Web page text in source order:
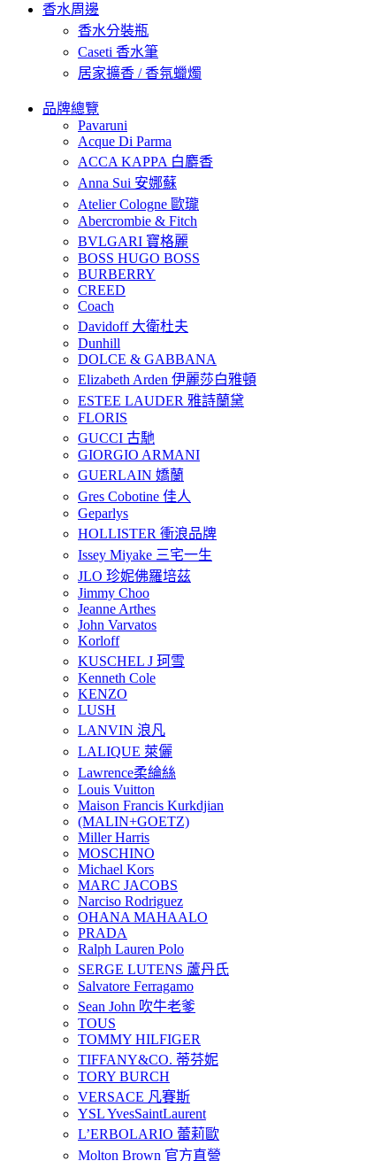
香水周邊
香水分裝瓶
Caseti 香水筆
居家擴香 / 香氛蠟燭
品牌總覽
Pavaruni
Acque Di Parma
ACCA KAPPA 白麝香
Anna Sui 安娜蘇
Atelier Cologne 歐瓏
Abercrombie & Fitch
BVLGARI 寶格麗
BOSS HUGO BOSS
BURBERRY
CREED
Coach
Davidoff 大衛杜夫
Dunhill
DOLCE & GABBANA
Elizabeth Arden 伊麗莎白雅頓
ESTEE LAUDER 雅詩蘭黛
FLORIS
GUCCI 古馳
GIORGIO ARMANI
GUERLAIN 嬌蘭
Gres Cobotine 佳人
Geparlys
HOLLISTER 衝浪品牌
Issey Miyake 三宅一生
JLO 珍妮佛羅培茲
Jimmy Choo
Jeanne Arthes
John Varvatos
Korloff
KUSCHEL J 珂雪
Kenneth Cole
KENZO
LUSH
LANVIN 浪凡
LALIQUE 萊儷
Lawrence柔綸絲
Louis Vuitton
Maison Francis Kurkdjian
(MALIN+GOETZ)
Miller Harris
MOSCHINO
Michael Kors
MARC JACOBS
Narciso Rodriguez
OHANA MAHAALO
PRADA
Ralph Lauren Polo
SERGE LUTENS 蘆丹氏
Salvatore Ferragamo
Sean John 吹牛老爹
TOUS
TOMMY HILFIGER
TIFFANY&CO. 蒂芬妮
TORY BURCH
VERSACE 凡賽斯
YSL YvesSaintLaurent
L’ERBOLARIO 蕾莉歐
Molton Brown 官方直營